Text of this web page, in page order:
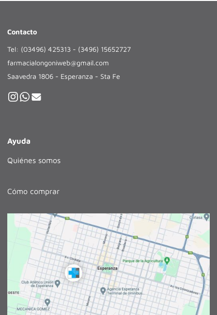
Contacto
Tel: (03496) 425313 - (3496) 15652727
farmacialongoniweb@gmail.com
Saavedra 1806 - Esperanza - Sta Fe
Ayuda
Quiénes somos
Cómo comprar